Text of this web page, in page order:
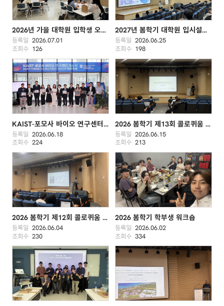
2026년 가을 대학원 입학생 오리엔테이션(7/1)
등록일 2026.07.01
조회수 126
2027년 봄학기 대학원 입시설명회(6/22)
등록일 2026.06.25
조회수 198
KAIST-포모사 바이오 연구센터 개소식
등록일 2026.06.18
조회수 224
2026 봄학기 제13회 콜로퀴움 개최 (김진훈, KAIST)
등록일 2026.06.15
조회수 213
2026 봄학기 제12회 콜로퀴움 개최 (임윤섭, KIST)
등록일 2026.06.04
조회수 230
2026 봄학기 학부생 워크숍
등록일 2026.06.02
조회수 334